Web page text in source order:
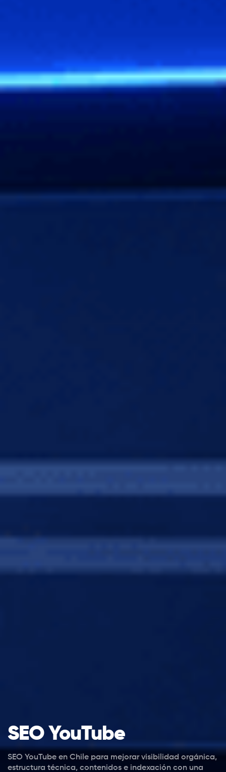
SEO YouTube
SEO YouTube en Chile para mejorar visibilidad orgánica,
estructura técnica, contenidos e indexación con una